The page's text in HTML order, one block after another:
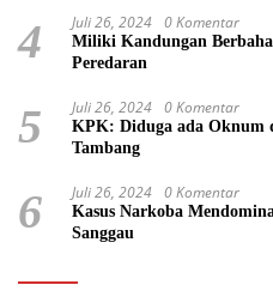
4 Juli 26, 2024 0 Komentar
Miliki Kandungan
Peredaran
5 Juli 26, 2024 0 Komentar
KPK: Diduga ada Oknum
Tambang
6 Juli 26, 2024 0 Komentar
Kasus Narkoba
Sanggau